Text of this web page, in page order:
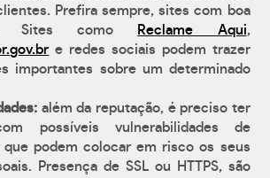
Prefira sempre, sites com boa
Sites como
Reclame Aqui,
e redes sociais podem trazer
importantes sobre um determinado
além da reputação, é preciso ter
possíveis vulnerabilidades de
que podem colocar em risco os seus
Presença de SSL ou HTTPS, são